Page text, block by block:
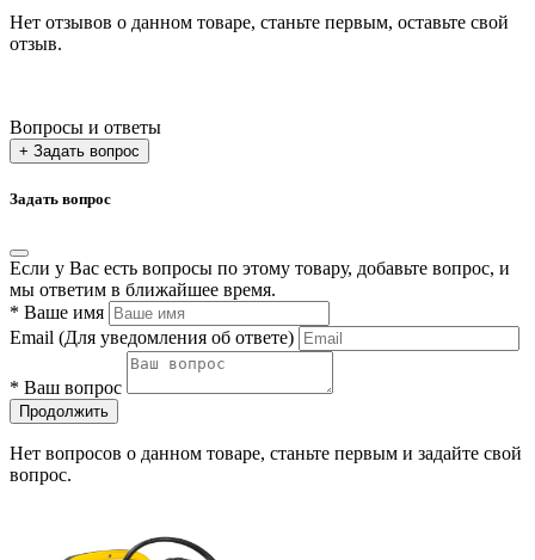
Нет отзывов о данном товаре, станьте первым, оставьте свой
отзыв.
Вопросы и ответы
+ Задать вопрос
Задать вопрос
Если у Вас есть вопросы по этому товару, добавьте вопрос, и
мы ответим в ближайшее время.
* Ваше имя
Email (Для уведомления об ответе)
* Ваш вопрос
Продолжить
Нет вопросов о данном товаре, станьте первым и задайте свой
вопрос.